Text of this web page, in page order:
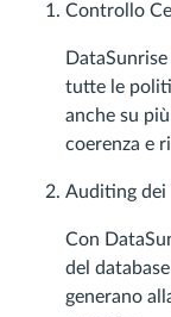
Controllo
tutte le
anche su
coerenza e
Auditing dei
Con
del
generano